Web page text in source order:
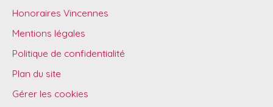
Honoraires Vincennes
Mentions légales
Politique de confidentialité
Plan du site
Gérer les cookies